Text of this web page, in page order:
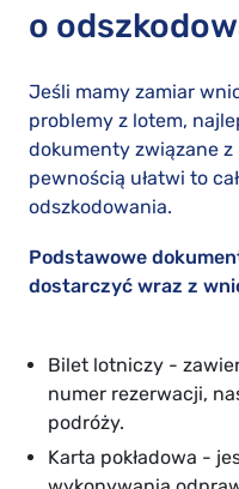
o
Jeśli mamy zamiar
problemy z lotem,
dokumenty związane z
pewnością ułatwi to
odszkodowania.
Podstawowe
dostarczyć wraz z
Bilet lotniczy -
numer rezerwacji,
podróży.
Karta pokładowa -